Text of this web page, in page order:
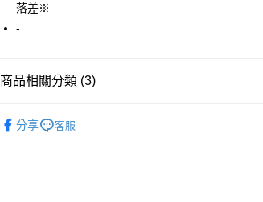
【「AFTEE先享後付」結帳流程】
／ATM／網路銀行／等多元方式進行付款，方視為交易完成。
先享後付繳納相關費用。
7-11取貨付款
付款後7-11取貨
落差※
-
商品相關分類 (3)
分享 客服